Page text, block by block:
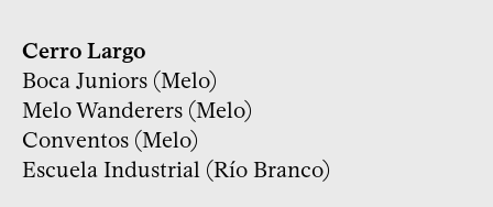
Cerro Largo
Boca Juniors (Melo)
Melo Wanderers (Melo)
Conventos (Melo)
Escuela Industrial (Río Branco)